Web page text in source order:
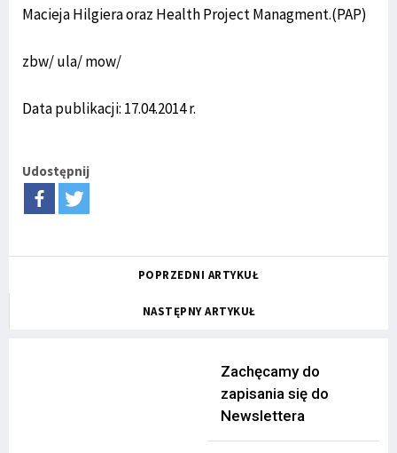
Macieja Hilgiera oraz Health Project Managment.(PAP)
zbw/ ula/ mow/
Data publikacji: 17.04.2014 r.
Udostępnij
POPRZEDNI ARTYKUŁ
NASTĘPNY ARTYKUŁ
Zachęcamy do
zapisania się do
Newslettera